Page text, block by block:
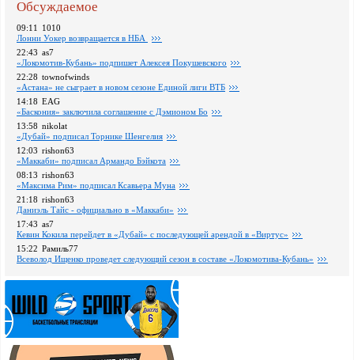
Обсуждаемое
09:11
1010
Лонни Уокер возвращается в НБА
22:43 as7
«Локомотив-Кубань» подпишет Алексея Покушевского
22:28 townofwinds
«Астана» не сыграет в новом сезоне Единой лиги ВТБ
14:18 EAG
«Баскония» заключила соглашение с Дэмионом Бо
13:58 nikolat
«Дубай» подписал Торнике Шенгелия
12:03 rishon63
«Маккаби» подписал Армандо Бэйкота
08:13 rishon63
«Максима Рим» подписал Ксавьера Муна
21:18 rishon63
Даниэль Тайс - официально в «Маккаби»
17:43 as7
Кевин Кокила перейдет в «Дубай» с последующей арендой в «Виртус»
15:22 Рамиль77
Всеволод Ищенко проведет следующий сезон в составе «Локомотива-Кубань»